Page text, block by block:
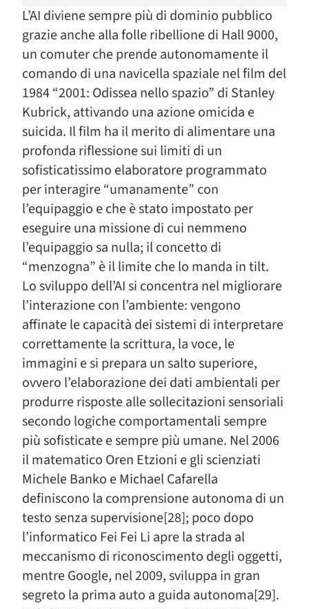
L’AI diviene sempre più di dominio pubblico
grazie anche alla folle ribellione di Hall 9000,
un comuter che prende autonomamente il
comando di una navicella spaziale nel film del
1984 “2001: Odissea nello spazio” di Stanley
Kubrick, attivando una azione omicida e
suicida. Il film ha il merito di alimentare una
profonda riflessione sui limiti di un
sofisticatissimo elaboratore programmato
per interagire “umanamente” con
l’equipaggio e che è stato impostato per
eseguire una missione di cui nemmeno
l’equipaggio sa nulla; il concetto di
“menzogna” è il limite che lo manda in tilt.
Lo sviluppo dell’AI si concentra nel migliorare
l’interazione con l’ambiente: vengono
affinate le capacità dei sistemi di interpretare
correttamente la scrittura, la voce, le
immagini e si prepara un salto superiore,
ovvero l’elaborazione dei dati ambientali per
produrre risposte alle sollecitazioni sensoriali
secondo logiche comportamentali sempre
più sofisticate e sempre più umane. Nel 2006
il matematico Oren Etzioni e gli scienziati
Michele Banko e Michael Cafarella
definiscono la comprensione autonoma di un
testo senza supervisione[28]; poco dopo
l’informatico Fei Fei Li apre la strada al
meccanismo di riconoscimento degli oggetti,
mentre Google, nel 2009, sviluppa in gran
segreto la prima auto a guida autonoma[29].